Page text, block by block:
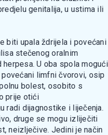
genitalija, u ustima ili
biti upala ždrijela i povećani
stečenog oralnim
U oba spola mogući
limfni čvorovi, osip
bolest, osobito s
prije otići
radi dijagnostike i liječenja.
druge se mogu izliječiti
neizlječive. Jedini je način